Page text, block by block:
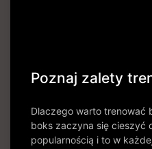
Poznaj zalety
Dlaczego warto trenować
boks zaczyna się cieszyć
popularnością i to w